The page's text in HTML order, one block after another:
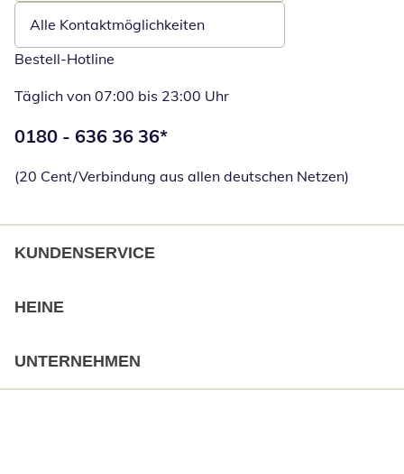
Alle Kontaktmöglichkeiten
Bestell-Hotline
Täglich von 07:00 bis 23:00 Uhr
Telefonnummer:
0180 - 636 36 36*
(20 Cent/Verbindung aus allen deutschen Netzen)
KUNDENSERVICE
HEINE
UNTERNEHMEN